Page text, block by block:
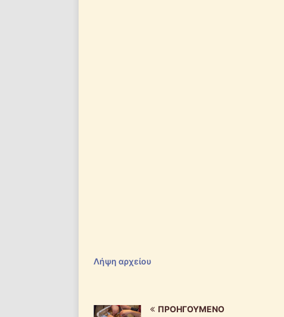
Λήψη αρχείου
ΠΡΟΗΓΟΎΜΕΝΟ